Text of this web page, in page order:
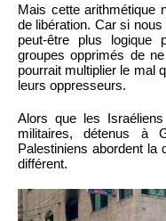
Mais cette arithmétique
de libération. Car si
peut-être plus logique
groupes opprimés de
pourrait multiplier le mal
leurs oppresseurs.
Alors que les
militaires, détenus à
Palestiniens abordent la
différent.